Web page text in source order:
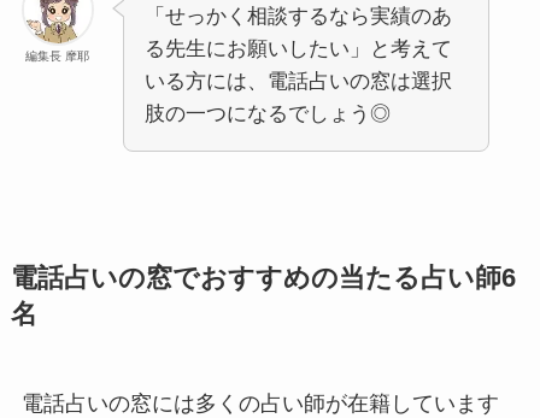
編集長 摩耶
「せっかく相談するなら実績のあ
る先生にお願いしたい」と考えて
いる方には、電話占いの窓は選択
肢の一つになるでしょう◎
電話占いの窓でおすすめの当たる占い師6
名
電話占いの窓には多くの占い師が在籍しています